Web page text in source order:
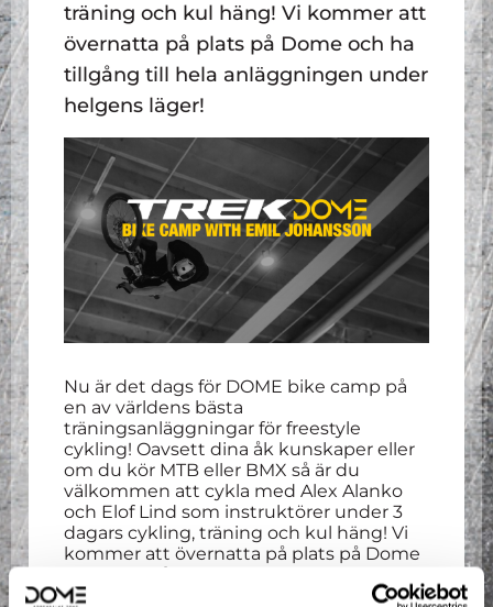
träning och kul häng! Vi kommer att
övernatta på plats på Dome och ha
tillgång till hela anläggningen under
helgens läger!
Nu är det dags för DOME bike camp på
en av världens bästa
träningsanläggningar för freestyle
cykling! Oavsett dina åk kunskaper eller
om du kör MTB eller BMX så är du
välkommen att cykla med Alex Alanko
och Elof Lind som instruktörer under 3
dagars cykling, träning och kul häng! Vi
kommer att övernatta på plats på Dome
och ha tillgång till hela anläggningen
under helgens läger!